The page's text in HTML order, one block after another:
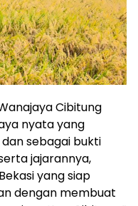
Cibitung
nyata yang
sebagai bukti
jajarannya,
yang siap
dengan membuat